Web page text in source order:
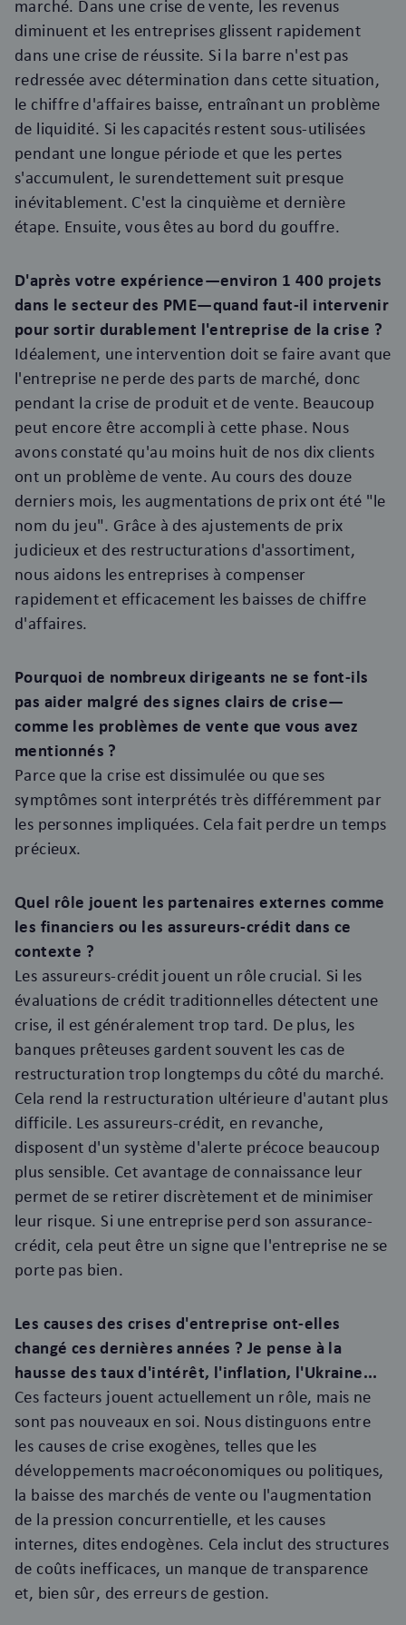
marché. Dans une crise de vente, les revenus
diminuent et les entreprises glissent rapidement
dans une crise de réussite. Si la barre n'est pas
redressée avec détermination dans cette situation,
le chiffre d'affaires baisse, entraînant un problème
de liquidité. Si les capacités restent sous-utilisées
pendant une longue période et que les pertes
s'accumulent, le surendettement suit presque
inévitablement. C'est la cinquième et dernière
étape. Ensuite, vous êtes au bord du gouffre.
D'après votre expérience—environ 1 400 projets
dans le secteur des PME—quand faut-il intervenir
pour sortir durablement l'entreprise de la crise ?
Idéalement, une intervention doit se faire avant que
l'entreprise ne perde des parts de marché, donc
pendant la crise de produit et de vente. Beaucoup
peut encore être accompli à cette phase. Nous
avons constaté qu'au moins huit de nos dix clients
ont un problème de vente. Au cours des douze
derniers mois, les augmentations de prix ont été "le
nom du jeu". Grâce à des ajustements de prix
judicieux et des restructurations d'assortiment,
nous aidons les entreprises à compenser
rapidement et efficacement les baisses de chiffre
d'affaires.
Pourquoi de nombreux dirigeants ne se font-ils
pas aider malgré des signes clairs de crise—
comme les problèmes de vente que vous avez
mentionnés ?
Parce que la crise est dissimulée ou que ses
symptômes sont interprétés très différemment par
les personnes impliquées. Cela fait perdre un temps
précieux.
Quel rôle jouent les partenaires externes comme
les financiers ou les assureurs-crédit dans ce
contexte ?
Les assureurs-crédit jouent un rôle crucial. Si les
évaluations de crédit traditionnelles détectent une
crise, il est généralement trop tard. De plus, les
banques prêteuses gardent souvent les cas de
restructuration trop longtemps du côté du marché.
Cela rend la restructuration ultérieure d'autant plus
difficile. Les assureurs-crédit, en revanche,
disposent d'un système d'alerte précoce beaucoup
plus sensible. Cet avantage de connaissance leur
permet de se retirer discrètement et de minimiser
leur risque. Si une entreprise perd son assurance-
crédit, cela peut être un signe que l'entreprise ne se
porte pas bien.
Les causes des crises d'entreprise ont-elles
changé ces dernières années ? Je pense à la
hausse des taux d'intérêt, l'inflation, l'Ukraine...
Ces facteurs jouent actuellement un rôle, mais ne
sont pas nouveaux en soi. Nous distinguons entre
les causes de crise exogènes, telles que les
développements macroéconomiques ou politiques,
la baisse des marchés de vente ou l'augmentation
de la pression concurrentielle, et les causes
internes, dites endogènes. Cela inclut des structures
de coûts inefficaces, un manque de transparence
et, bien sûr, des erreurs de gestion.